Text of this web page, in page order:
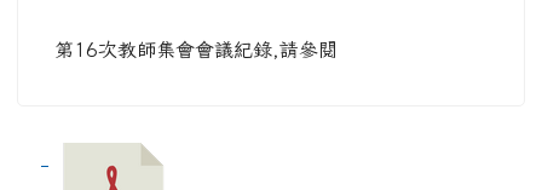
第16次教師集會會議紀錄,請參閱